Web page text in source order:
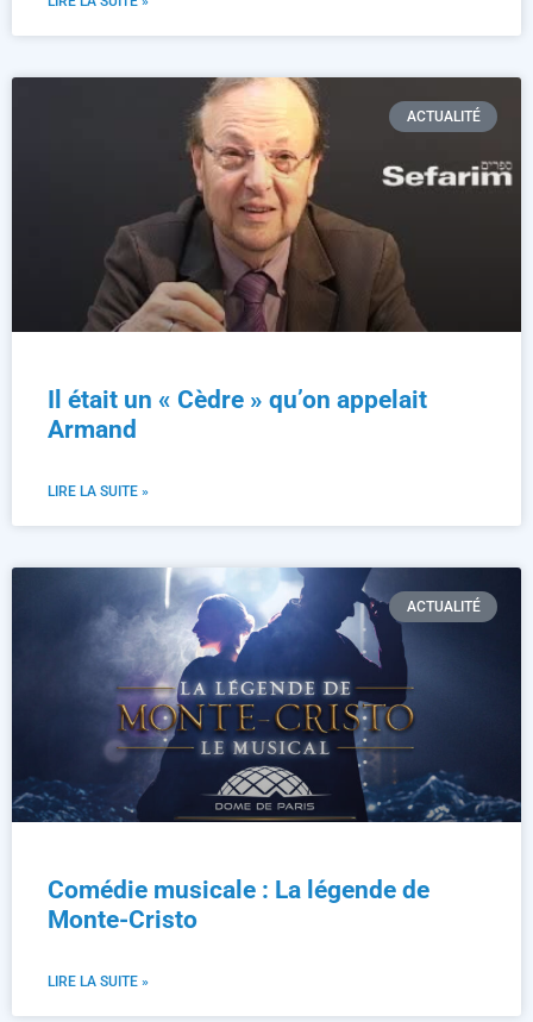
ACTUALITÉ
Il était un « Cèdre » qu’on appelait
Armand
LIRE LA SUITE »
ACTUALITÉ
Comédie musicale : La légende de
Monte-Cristo
LIRE LA SUITE »